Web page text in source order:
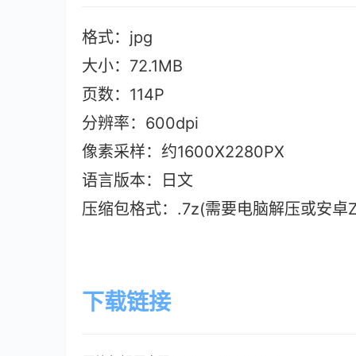
格式：jpg
大小：72.1MB
页数：114P
分辨率：600dpi
像素采样：约1600X2280PX
语言版本：日文
压缩包格式：.7z(需要电脑解压或安
下载链接